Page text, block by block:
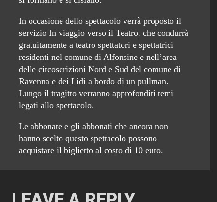
In occasione dello spettacolo verrà proposto il
servizio In viaggio verso il Teatro, che condurrà
gratuitamente a teatro spettatori e spettatrici
residenti nel comune di Alfonsine e nell’area
delle circoscrizioni Nord e Sud del comune di
Ravenna e dei Lidi a bordo di un pullman.
Lungo il tragitto verranno approfonditi temi
legati allo spettacolo.
Le abbonate e gli abbonati che ancora non
hanno scelto questo spettacolo possono
acquistare il biglietto al costo di 10 euro.